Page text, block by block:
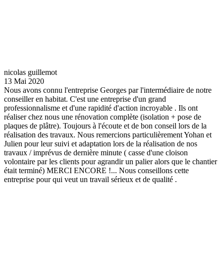
nicolas guillemot
13 Mai 2020
Nous avons connu l'entreprise Georges par l'intermédiaire de notre
conseiller en habitat. C'est une entreprise d'un grand
professionnalisme et d'une rapidité d'action incroyable . Ils ont
réaliser chez nous une rénovation complète (isolation + pose de
plaques de plâtre). Toujours à l'écoute et de bon conseil lors de la
réalisation des travaux. Nous remercions particulièrement Yohan et
Julien pour leur suivi et adaptation lors de la réalisation de nos
travaux / imprévus de dernière minute ( casse d'une cloison
volontaire par les clients pour agrandir un palier alors que le chantier
était terminé) MERCI ENCORE !... Nous conseillons cette
entreprise pour qui veut un travail sérieux et de qualité .